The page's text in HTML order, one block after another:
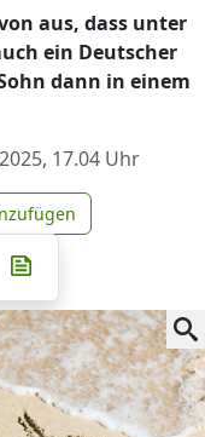
aus, dass unter
ein Deutscher
dann in einem
17.04 Uhr
zu Google
Whatsapp
auf Telegram
teilen
auf X